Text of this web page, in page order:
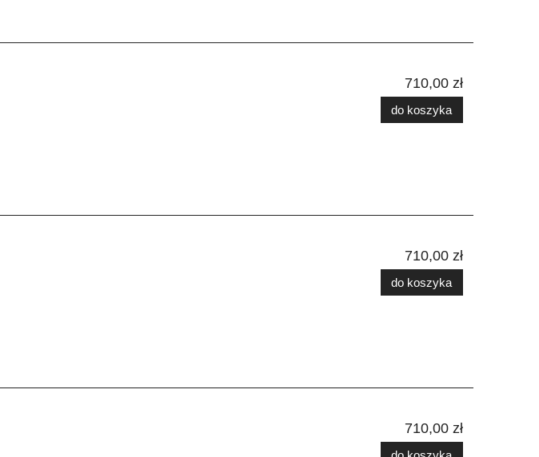
710,00 zł
do koszyka
710,00 zł
do koszyka
710,00 zł